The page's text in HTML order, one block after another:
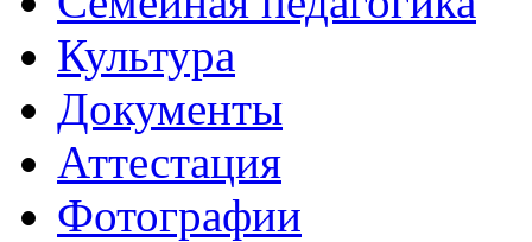
Культура
Документы
Аттестация
Фотографии